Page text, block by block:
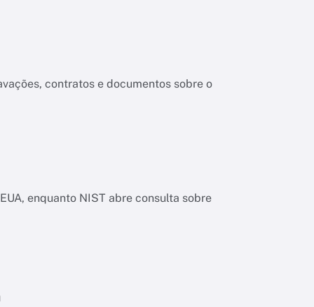
contratos e documentos sobre o
enquanto NIST abre consulta sobre